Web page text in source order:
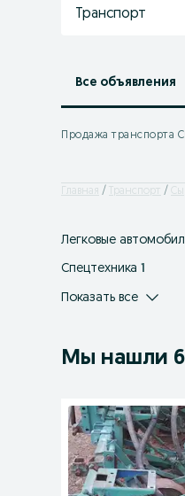
Транспорт
Все объявления
Продажа транспорта
Главная Транспорт
Легковые
Спецтехника 1
Показать все
Мы нашли